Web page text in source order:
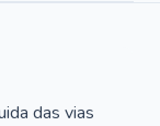
das vias